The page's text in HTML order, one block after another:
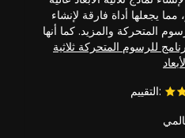
يجعلها أداة فارقة لإنشاء
المتحركة والمزيد. كما أنها
للرسوم المتحركة ثلاثية
التقييم: